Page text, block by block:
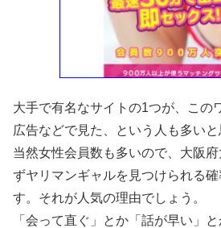
大手で有名なサイトの1つが、この
広告などで見た、という人も多いと
当然女性会員数も多いので、大阪
ずヤリマンギャルを見つけられる
す。それが人気の理由でしょう。
「会って直ぐ」とか「話が早い」